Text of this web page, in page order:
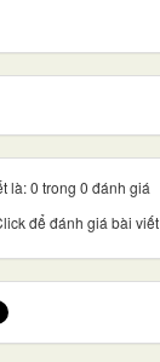
là: 0 trong 0 đánh giá
để đánh giá bài viết